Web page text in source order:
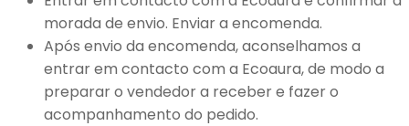
morada de envio. Enviar a encomenda.
Após envio da encomenda, aconselhamos a
entrar em contacto com a Ecoaura, de modo a
preparar o vendedor a receber e fazer o
acompanhamento do pedido.